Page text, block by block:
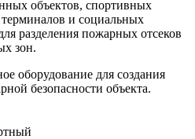
объектов, спортивных
и социальных
разделения пожарных отсеков
зон.
оборудование для создания
безопасности объекта.